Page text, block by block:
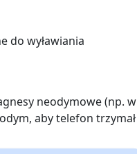
do wyławiania
neodymowe (np. w
aby telefon trzymał